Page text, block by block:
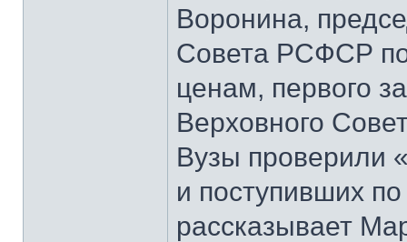
Воронина,
Совета РСФСР
ценам, первого
Верховного
Вузы проверили
и поступивших
рассказывает